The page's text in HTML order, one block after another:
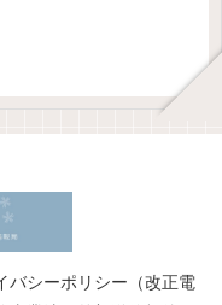
バシーポリシー（改正電